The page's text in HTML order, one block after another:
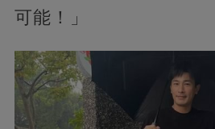
可能！」